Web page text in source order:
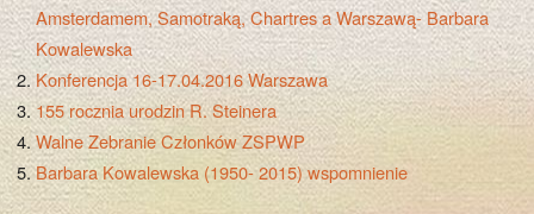
Amsterdamem, Samotraką, Chartres a Warszawą- Barbara
Kowalewska
Konferencja 16-17.04.2016 Warszawa
155 rocznia urodzin R. Steinera
Walne Zebranie Członków ZSPWP
Barbara Kowalewska (1950- 2015) wspomnienie